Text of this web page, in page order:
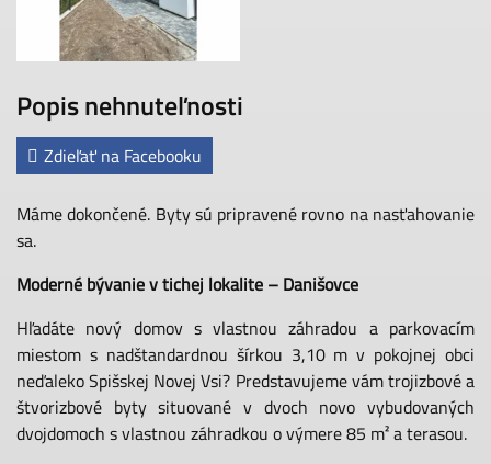
Popis nehnuteľnosti
Zdieľať na Facebooku
Máme dokončené. Byty sú pripravené rovno na nasťahovanie
sa.
Moderné bývanie v tichej lokalite – Danišovce
Hľadáte nový domov s vlastnou záhradou a parkovacím
miestom s nadštandardnou šírkou 3,10 m v pokojnej obci
neďaleko Spišskej Novej Vsi? Predstavujeme vám trojizbové a
štvorizbové byty situované v dvoch novo vybudovaných
dvojdomoch s vlastnou záhradkou o výmere 85 m² a terasou.